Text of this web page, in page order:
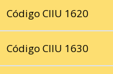
Código CIIU 1620
Código CIIU 1630